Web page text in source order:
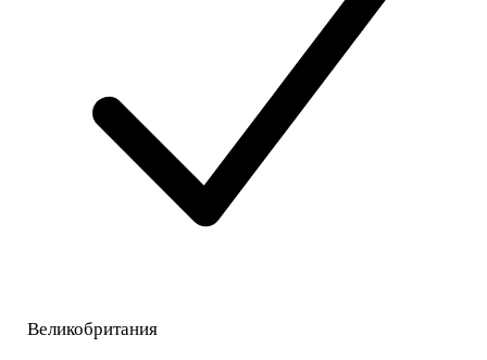
Великобритания